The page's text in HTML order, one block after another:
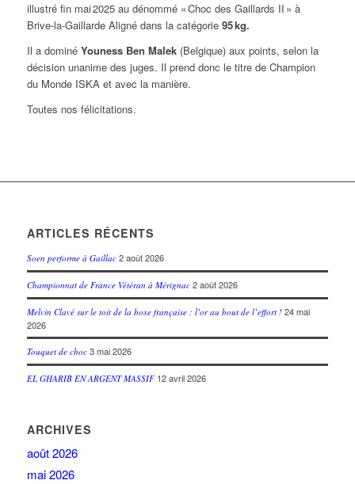
illustré fin mai 2025 au dénommé « Choc des Gaillards II » à
Brive‑la‑Gaillarde Aligné dans la catégorie 95 kg.
Il a dominé Youness Ben Malek(Belgique) aux points, selon la
décision unanime des juges. Il prend donc le titre de Champion
du Monde ISKA et avec la manière.
Toutes nos félicitations.
ARTICLES RÉCENTS
Soen performe à Gaillac 2 août 2026
Championnat de France Vétéran à Mérignac 2 août 2026
Melvin Clavé sur le toit de la boxe française : l’or au bout de l’effort ! 24 mai
2026
Touquet de choc 3 mai 2026
EL GHARIB EN ARGENT MASSIF 12 avril 2026
ARCHIVES
août 2026
mai 2026